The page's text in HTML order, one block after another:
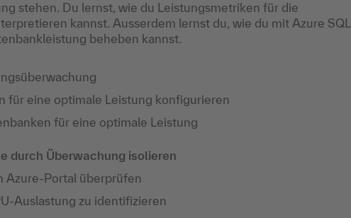
stehen. Du lernst, wie du Leistungsmetriken für die
kannst. Ausserdem lernst du, wie du mit Azure SQL
beheben kannst.
für eine optimale Leistung konfigurieren
für eine optimale Leistung
durch Überwachung isolieren
Azure-Portal überprüfen
Auslastung zu identifizieren